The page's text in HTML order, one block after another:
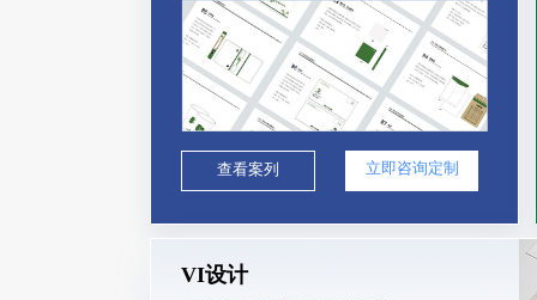
查看案列 立即咨询定制
VI设计